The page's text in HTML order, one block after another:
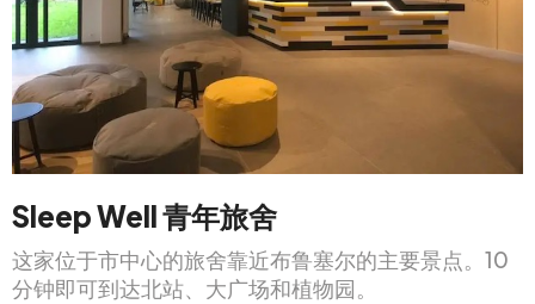
Sleep Well 青年旅舍
这家位于市中心的旅舍靠近布鲁塞尔的主要景点。10
分钟即可到达北站、大广场和植物园。